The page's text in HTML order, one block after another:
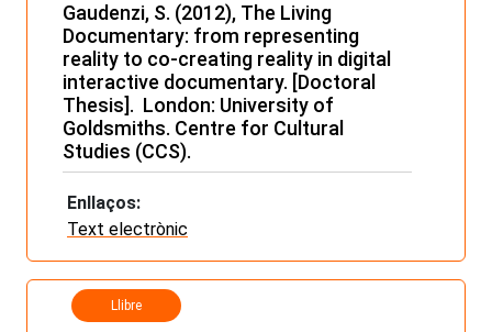
Gaudenzi, S. (2012), The Living
Documentary: from representing
reality to co-creating reality in digital
interactive documentary. [Doctoral
Thesis]. London: University of
Goldsmiths. Centre for Cultural
Studies (CCS).
Enllaços:
Text electrònic
Llibre